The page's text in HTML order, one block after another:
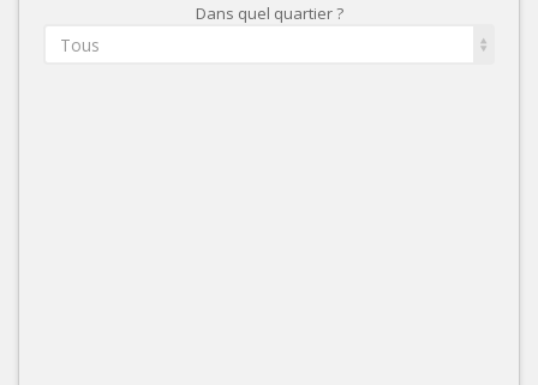
Dans quel quartier ?
Tous